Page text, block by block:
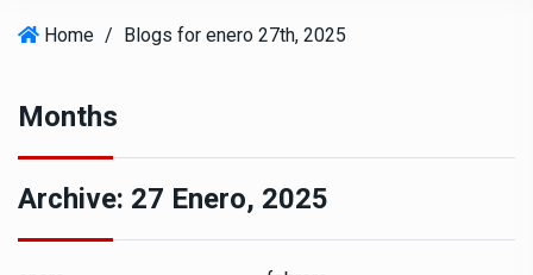
Home / Blogs for enero 27th, 2025
Months
Archive: 27 Enero, 2025